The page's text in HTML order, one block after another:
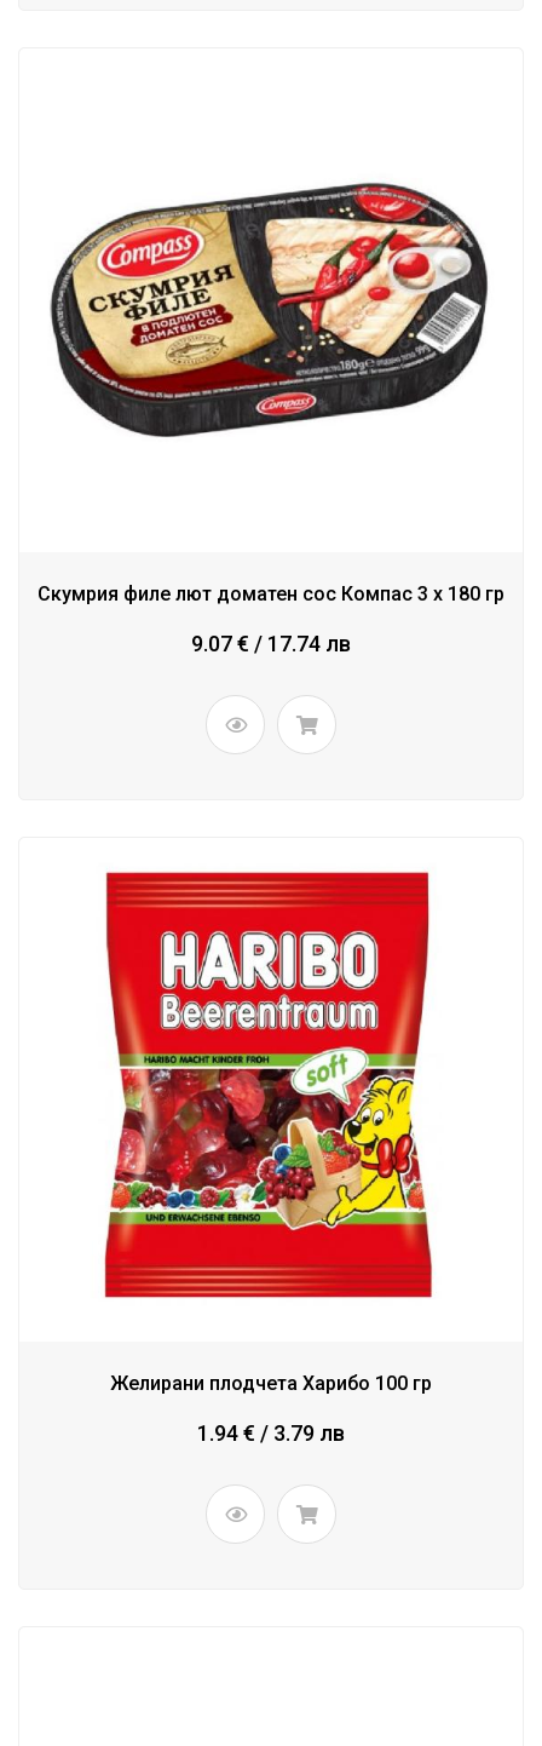
Скумрия филе лют доматен сос Компас 3 x 180 гр
9.07 € / 17.74 лв
Желирани плодчета Харибо 100 гр
1.94 € / 3.79 лв